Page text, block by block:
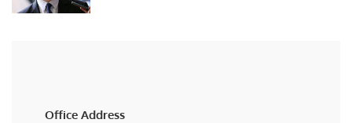
Office Address